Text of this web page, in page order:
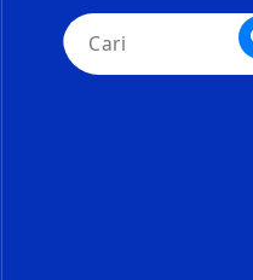
Pencarian
untuk: